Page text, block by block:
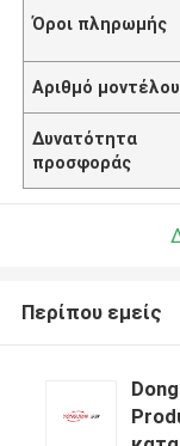
Όροι πληρωμής
Αριθμό μοντέλου
Δυνατότητα
προσφοράς
Περίπου εμείς